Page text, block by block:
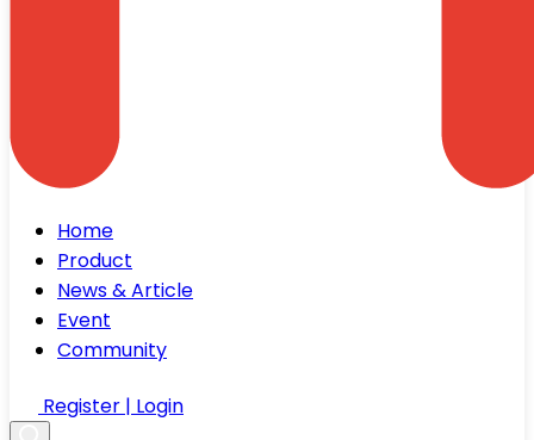
Home
Product
News & Article
Event
Community
Register | Login